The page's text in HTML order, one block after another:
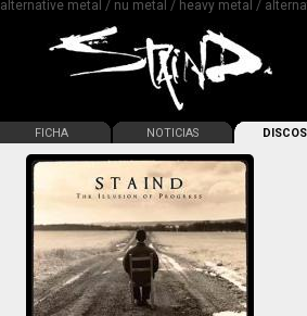
alternative metal / nu metal / heavy metal /
FICHA NOTICIAS